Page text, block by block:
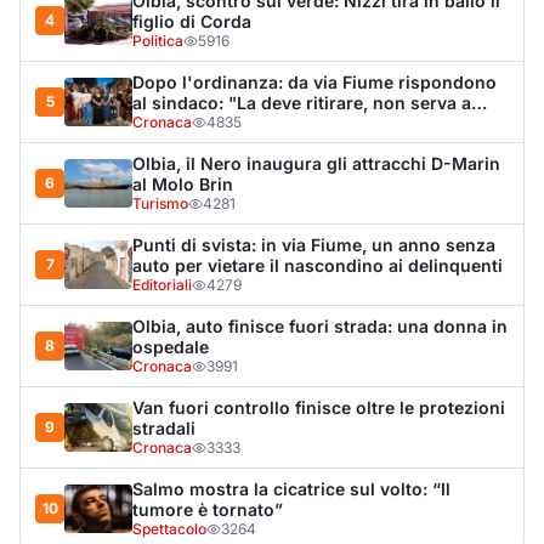
Cronaca 3991
9
Van fuori controllo finisce oltre le protezioni
stradali
Cronaca 3333
10
Salmo mostra la cicatrice sul volto: “Il
tumore è tornato”
Spettacolo 3264